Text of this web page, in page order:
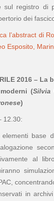
sul registro di
dei
l’abstract di
Esposito,
2016 – La
(Silvia
)
12.30:
base
al
in